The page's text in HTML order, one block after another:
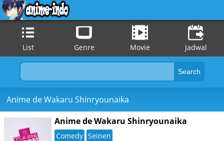
List Genre Movie Jadwal
Anime de Wakaru Shinryounaika
Anime de Wakaru Shinryounaika
Comedy Seinen